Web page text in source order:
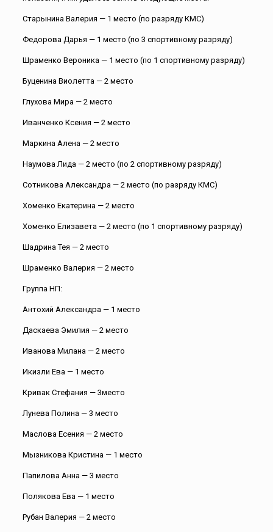
Старынина Валерия — 1 место (по разряду КМС)
Федорова Дарья — 1 место (по 3 спортивному разряду)
Шраменко Вероника — 1 место (по 1 спортивному разряду)
Буценина Виолетта — 2 место
Глухова Мира — 2 место
Иванченко Ксения — 2 место
Маркина Алена — 2 место
Наумова Лида — 2 место (по 2 спортивному разряду)
Сотникова Александра — 2 место (по разряду КМС)
Хоменко Екатерина — 2 место
Хоменко Елизавета — 2 место (по 1 спортивному разряду)
Шадрина Тея — 2 место
Шраменко Валерия — 2 место
Группа НП:
Антохий Александра — 1 место
Даскаева Эмилия — 2 место
Иванова Милана — 2 место
⁠Икизли Ева — 1 место
Кривак Стефания — 3место
Лунева Полина — 3 место
Маслова Есения — 2 место
Мызникова Кристина — 1 место
Папилова Анна — 3 место
Полякова Ева — 1 место
Рубан Валерия — 2 место